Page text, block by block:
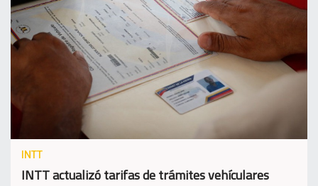
INTT
INTT actualizó tarifas de trámites vehículares